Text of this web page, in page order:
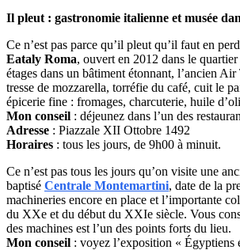
Il pleut : gastronomie italienne et musée
Ce n’est pas parce qu’il pleut qu’il faut en
Eataly Roma, ouvert en 2012 dans le
étages dans un bâtiment étonnant, l’ancien
tresse de mozzarella, torréfie du café, cuit le
épicerie fine : fromages, charcuterie, huile
Mon conseil : déjeunez dans l’un des
Adresse : Piazzale XII Ottobre 1492
Horaires : tous les jours, de 9h00 à minuit.
Ce n’est pas tous les jours qu’on visite une
baptisé Centrale Montemartini, date de la
machineries encore en place et l’importante
du XXe et du début du XXIe siècle. Vous
des machines est l’un des points forts du lieu.
Mon conseil : voyez l’exposition « Égyptiens